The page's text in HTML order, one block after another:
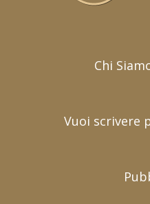
Chi
Vuoi scrivere